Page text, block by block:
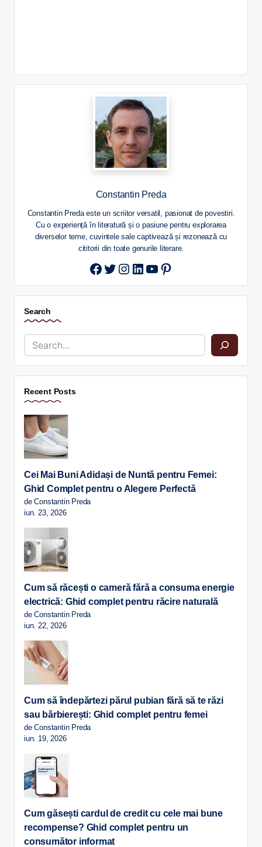
Constantin Preda
Constantin Preda este un scriitor versatil, pasionat de povestiri.
Cu o experiență în literatură și o pasiune pentru explorarea
diverselor teme, cuvintele sale captivează și rezonează cu
cititorii din toate genurile literare.
Twitter
Instagram
LinkedIn
YouTube
Pinterest
Search
Recent Posts
Cei Mai Buni Adidași de Nuntă pentru Femei:
Ghid Complet pentru o Alegere Perfectă
de Constantin Preda
iun. 23, 2026
Cum să răcești o cameră fără a consuma energie
electrică: Ghid complet pentru răcire naturală
de Constantin Preda
iun. 22, 2026
Cum să îndepărtezi părul pubian fără să te răzi
sau bărbierești: Ghid complet pentru femei
de Constantin Preda
iun. 19, 2026
Cum găsești cardul de credit cu cele mai bune
recompense? Ghid complet pentru un
consumător informat